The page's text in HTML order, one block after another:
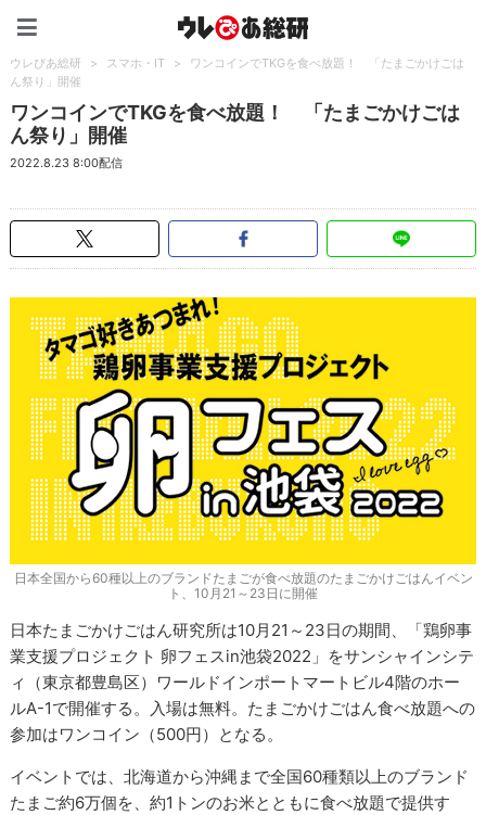
ウレぴあ総研 > スマホ・IT >
ワンコインでTKGを食べ放題！ 「たまごかけごは
ん祭り」開催
ワンコインでTKGを食べ放題！ 「たまごかけごは
ん祭り」開催
2022.8.23 8:00配信
日本全国から60種以上のブランドたまごが食べ放題のたまごかけごはんイベン
ト、10月21～23日に開催
日本たまごかけごはん研究所は10月21～23日の期間、「鶏卵事
業支援プロジェクト 卵フェスin池袋2022」をサンシャインシテ
ィ（東京都豊島区）ワールドインポートマートビル4階のホー
ルA-1で開催する。入場は無料。たまごかけごはん食べ放題への
参加はワンコイン（500円）となる。
イベントでは、北海道から沖縄まで全国60種類以上のブランド
たまご約6万個を、約1トンのお米とともに食べ放題で提供す